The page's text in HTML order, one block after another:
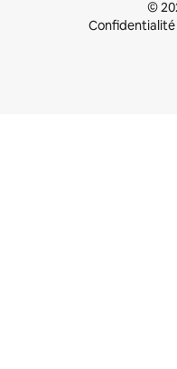
©
Confidentialité